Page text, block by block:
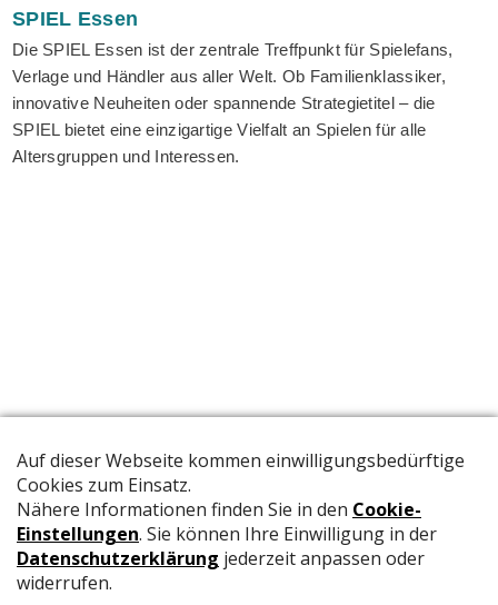
SPIEL Essen
Die SPIEL Essen ist der zentrale Treffpunkt für Spielefans,
Verlage und Händler aus aller Welt. Ob Familienklassiker,
innovative Neuheiten oder spannende Strategietitel – die
SPIEL bietet eine einzigartige Vielfalt an Spielen für alle
Altersgruppen und Interessen.
Die offizielle Publikation der Schweizer Papeterien informiert